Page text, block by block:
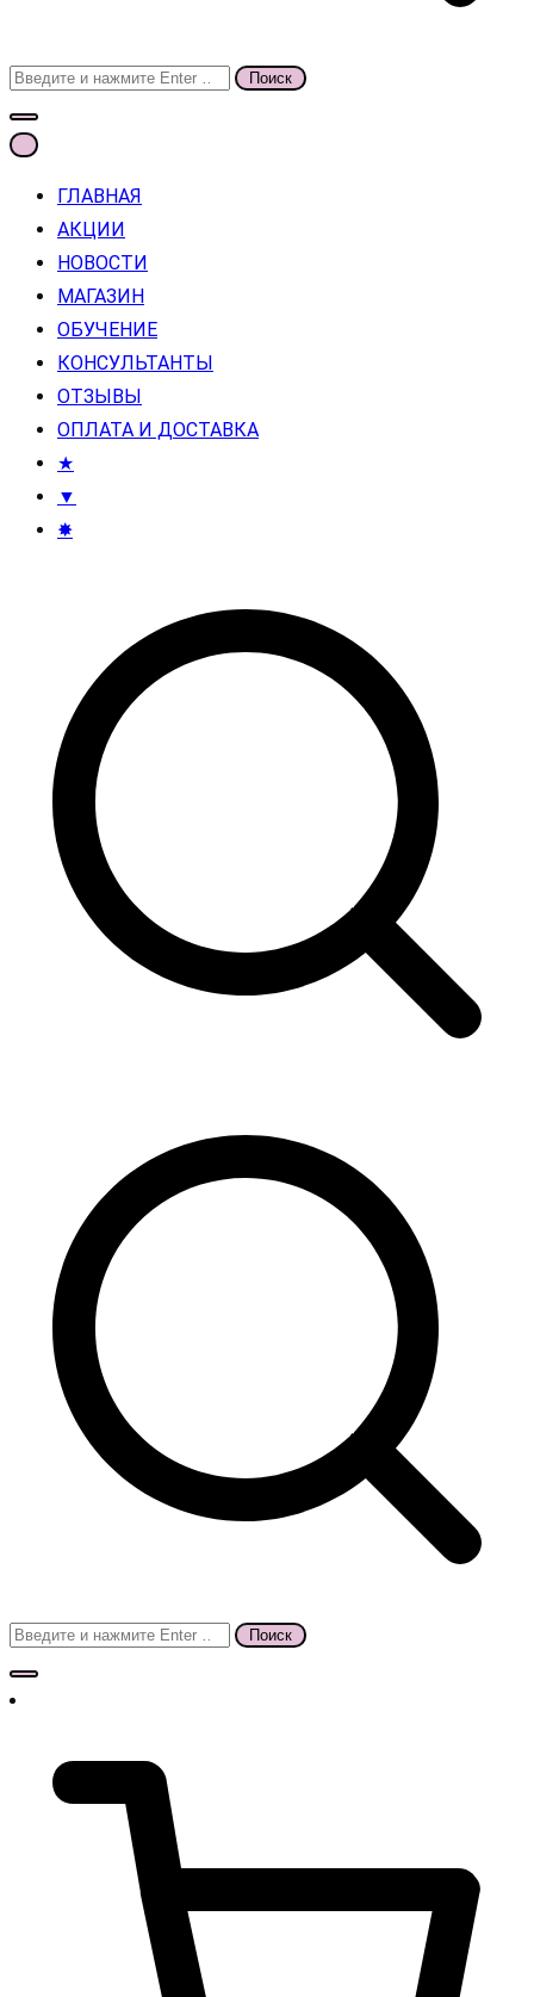
Поиск
для:
ГЛАВНАЯ
АКЦИИ
НОВОСТИ
МАГАЗИН
ОБУЧЕНИЕ
КОНСУЛЬТАНТЫ
ОТЗЫВЫ
ОПЛАТА И ДОСТАВКА
★
▼
✸
Поиск
для: